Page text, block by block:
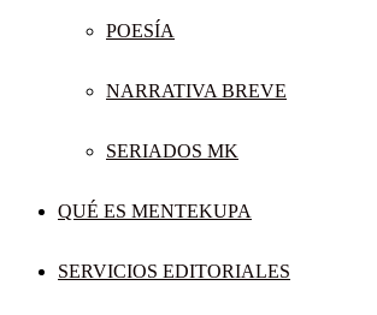
POESÍA
NARRATIVA BREVE
SERIADOS MK
QUÉ ES MENTEKUPA
SERVICIOS EDITORIALES